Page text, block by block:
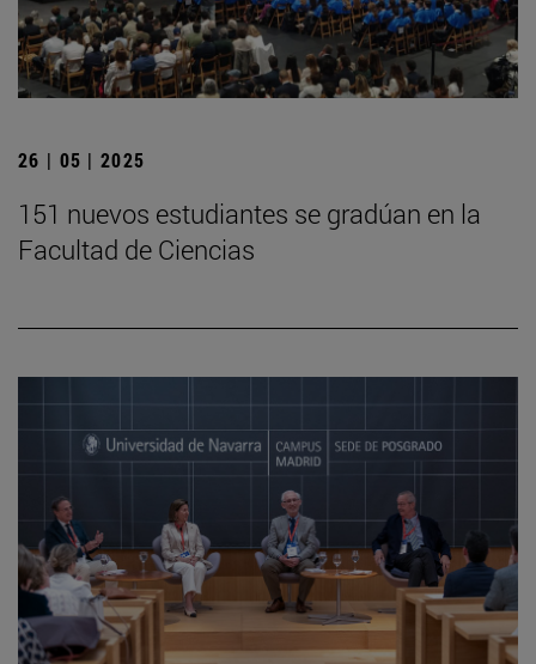
26 | 05 | 2025
151 nuevos estudiantes se gradúan en la
Facultad de Ciencias